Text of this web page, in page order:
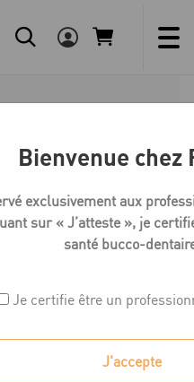
Bases
ZIMMER TAPERED
Bienvenue chez
exclusivement aux
sur « J’atteste », je
santé bucco-
Je certifie être un
J'accepte